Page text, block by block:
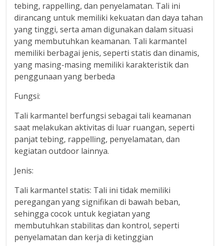
tebing, rappelling, dan penyelamatan. Tali ini
dirancang untuk memiliki kekuatan dan daya tahan
yang tinggi, serta aman digunakan dalam situasi
yang membutuhkan keamanan. Tali karmantel
memiliki berbagai jenis, seperti statis dan dinamis,
yang masing-masing memiliki karakteristik dan
penggunaan yang berbeda
Fungsi:
Tali karmantel berfungsi sebagai tali keamanan
saat melakukan aktivitas di luar ruangan, seperti
panjat tebing, rappelling, penyelamatan, dan
kegiatan outdoor lainnya.
Jenis:
Tali karmantel statis: Tali ini tidak memiliki
peregangan yang signifikan di bawah beban,
sehingga cocok untuk kegiatan yang
membutuhkan stabilitas dan kontrol, seperti
penyelamatan dan kerja di ketinggian